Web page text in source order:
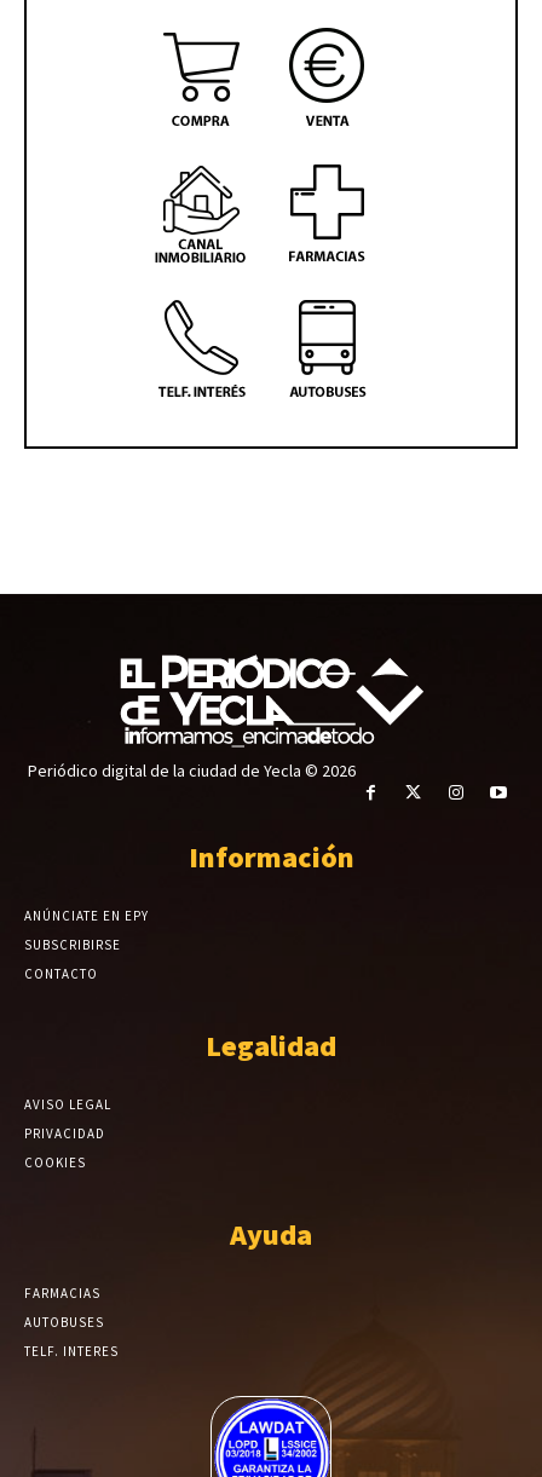
Periódico digital de la ciudad de Yecla © 2026
Información
ANÚNCIATE EN EPY
SUBSCRIBIRSE
CONTACTO
Legalidad
AVISO LEGAL
PRIVACIDAD
COOKIES
Ayuda
FARMACIAS
AUTOBUSES
TELF. INTERES